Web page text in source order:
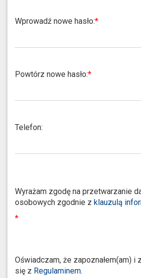
Wprowadź nowe hasło:
Powtórz nowe hasło:
Telefon:
Wyrażam zgodę na przetwarzanie
osobowych zgodnie z klauzulą
Oświadczam, że zapoznałem(am) i
się z Regulaminem.